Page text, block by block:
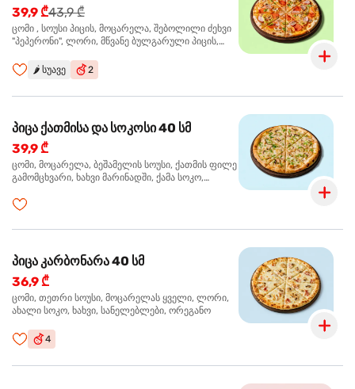
39,9 ₾43,9 ₾
ცომი , სოუსი პიცის, მოცარელა, შებოლილი ძეხვი
"პეპერონი", ლორი, მწვანე ბულგარული პიცის,
🌶️ სუავე 2
პიცა ქათმისა და სოკოსი 40 სმ
39,9 ₾
ცომი, მოცარელა, ბეშამელის სოუსი, ქათმის ფილე
გამომცხვარი, ხახვი მარინადში, ქამა სოკო,
პიცა კარბონარა 40 სმ
36,9 ₾
ცომი, თეთრი სოუსი, მოცარელას ყველი, ლორი,
ახალი სოკო, ხახვი, სანელებლები, ორეგანო
4